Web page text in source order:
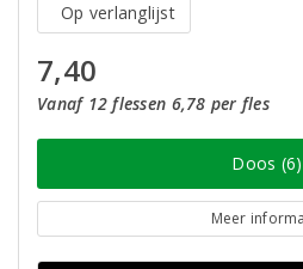
Op verlanglijst
7,40
Vanaf 12 flessen 6,78 per fles
Doos (6)
Meer